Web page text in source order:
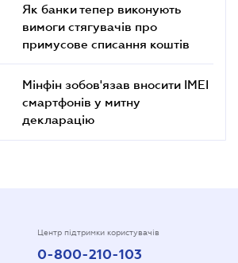
Як банки тепер виконують
вимоги стягувачів про
примусове списання коштів
Мінфін зобов'язав вносити IMEI
смартфонів у митну
декларацію
Центр підтримки користувачів
0-800-210-103